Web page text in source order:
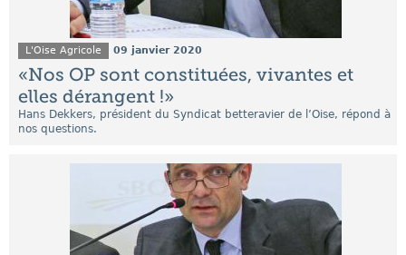
L'Oise Agricole 09 janvier 2020
«Nos OP sont constituées, vivantes et
elles dérangent !»
Hans Dekkers, président du Syndicat betteravier de l’Oise, répond à
nos questions.